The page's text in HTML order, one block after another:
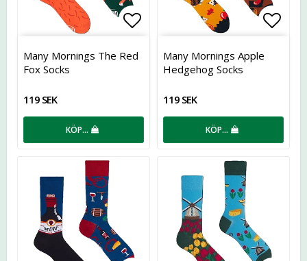
Lägg till i favoritlistan
Many Mornings The Red
Fox Socks
119 SEK
KÖP…
Many Mornings Apple
Hedgehog Socks
119 SEK
KÖP…